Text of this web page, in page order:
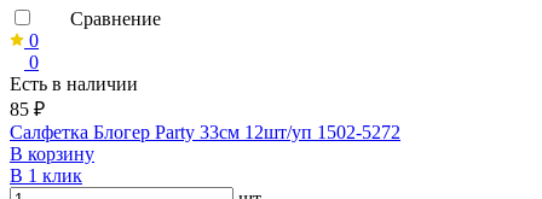
Сравнение
0
0
Есть в наличии
85 ₽
Салфетка Блогер Party 33см 12шт/уп 1502-5272
В корзину
В 1 клик